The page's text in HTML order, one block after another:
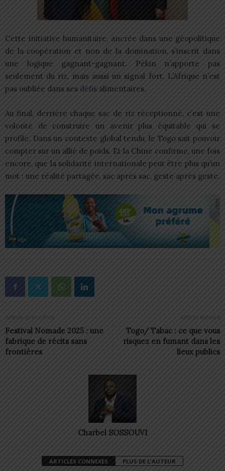
Cette initiative humanitaire, ancrée dans une géopolitique
de la coopération et non de la domination, s’inscrit dans
une logique gagnant-gagnant. Pékin n’apporte pas
seulement du riz, mais aussi un signal fort. L’Afrique n’est
pas oubliée dans ses défis alimentaires.
Au final, derrière chaque sac de riz réceptionné, c’est une
volonté de construire un avenir plus équitable qui se
profile. Dans un contexte global tendu, le Togo sait pouvoir
compter sur un allié de poids. Et la Chine confirme, une fois
encore, que la solidarité internationale peut être plus qu’un
mot : une réalité partagée, sac après sac, geste après geste.
Article précédent
Festival Nomade 2025 : une
fabrique de récits sans
frontières
Article suivant
Togo/ Tabac : ce que vous
risquez en fumant dans les
lieux publics
Charbel SOSSOUVI
ARTICLES CONNEXES PLUS DE L'AUTEUR